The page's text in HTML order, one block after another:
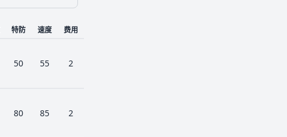
特防 速度 费用
50 55 2
80 85 2